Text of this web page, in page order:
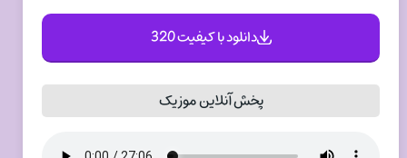
دانلود با کیفیت 320
پخش آنلاین موزیک